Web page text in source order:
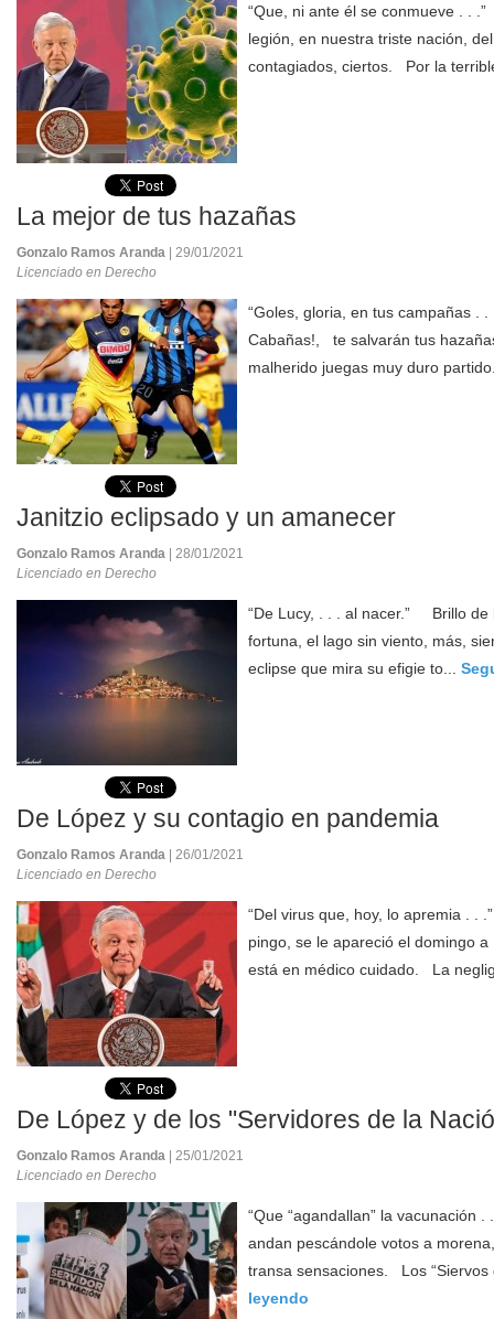
“Que, ni ante él se conmueve . .
legión, en nuestra triste nación,
contagiados, ciertos. Por la
La mejor de tus hazañas
Gonzalo Ramos Aranda
| 29/01/2021
Licenciado en Derecho
“Goles, gloria, en tus campañas .
Cabañas!, te salvarán tus
malherido juegas muy duro
Janitzio eclipsado y un amanecer
Gonzalo Ramos Aranda
| 28/01/2021
Licenciado en Derecho
“De Lucy, . . . al nacer.” Brillo de
fortuna, el lago sin viento, más,
eclipse que mira su efigie to...
De López y su contagio en pandemia
Gonzalo Ramos Aranda
| 26/01/2021
Licenciado en Derecho
“Del virus que, hoy, lo apremia . .
pingo, se le apareció el domingo
está en médico cuidado. La
De López y de los "Servidores de la
Gonzalo Ramos Aranda
| 25/01/2021
Licenciado en Derecho
“Que “agandallan” la vacunación
andan pescándole votos a
transa sensaciones. Los “Siervos
leyendo